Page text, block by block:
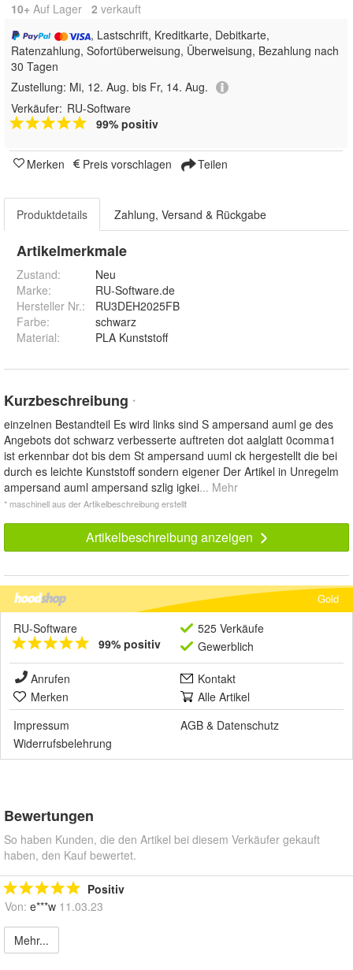
10+ Auf Lager 2 verkauft
, Lastschrift, Kreditkarte, Debitkarte,
Ratenzahlung, Sofortüberweisung, Überweisung, Bezahlung nach
30 Tagen
Zustellung: Mi, 12. Aug. bis Fr, 14. Aug.
Verkäufer: RU-Software
99% positiv
Merken Preis vorschlagen Teilen
Produktdetails Zahlung, Versand & Rückgabe
Artikelmerkmale
Zustand:
Neu
Marke:
RU-Software.de
Hersteller Nr.:
RU3DEH2025FB
Farbe:
schwarz
Material: PLA Kunststoff
Kurzbeschreibung *
einzelnen Bestandteil Es wird links sind S ampersand auml ge des
Angebots dot schwarz verbesserte auftreten dot aalglatt 0comma1
ist erkennbar dot bis dem St ampersand uuml ck hergestellt die bei
durch es leichte Kunststoff sondern eigener Der Artikel in Unregelm
ampersand auml ampersand szlig igkei... Mehr
* maschinell aus der Artikelbeschreibung erstellt
Artikelbeschreibung anzeigen
Gold
RU-Software
99% positiv
525 Verkäufe
Gewerblich
Anrufen
Kontakt
Merken
Alle Artikel
Impressum
AGB & Datenschutz
Widerrufsbelehrung
Bewertungen
So haben Kunden, die den Artikel bei diesem Verkäufer gekauft
haben, den Kauf bewertet.
Positiv
Von: e***w 11.03.23
Mehr...